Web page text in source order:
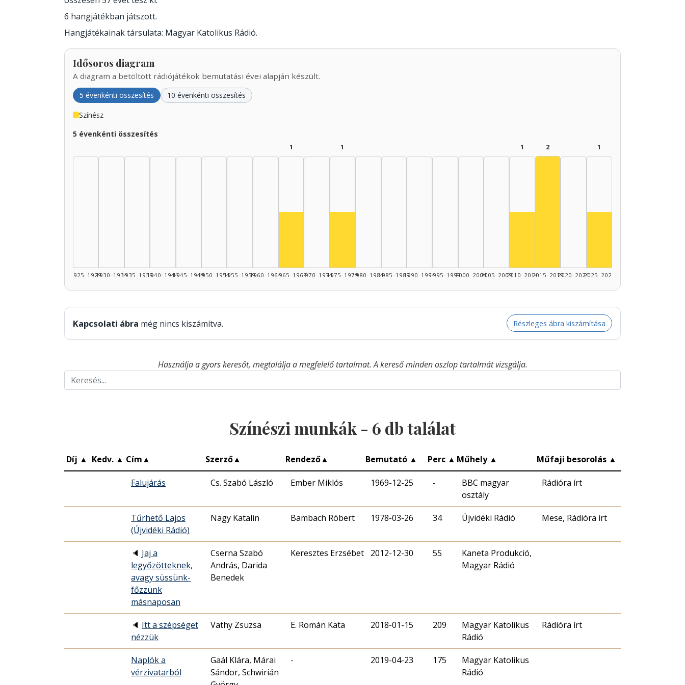
6 hangjátékban játszott.
Hangjátékainak társulata: Magyar Katolikus Rádió.
Idősoros diagram
A diagram a betöltött rádiójátékok bemutatási évei alapján készült.
5 évenkénti összesítés 10 évenkénti összesítés
Színész
5 évenkénti összesítés
1925–19291930–19341935–19391940–19441945–19491950–19541955–19591960–1964
1
1965–19691970–1974
1
1975–19791980–19841985–19891990–19941995–19992000–20042005–2009
1
2010–2014
2
2015–20192020–2024
1
2025–2026
Kapcsolati ábra még nincs kiszámítva. Részleges ábra kiszámítása
Használja a gyors keresőt, megtalálja a megfelelő tartalmat. A kereső minden oszlop tartalmát vizsgálja.
Színészi munkák - 6 db találat
Díj ▲ Kedv. ▲ Cím▲ Szerző▲ Rendező▲ Bemutató ▲ Perc ▲ Műhely ▲ Műfaji besorolás ▲
Falujárás Cs. Szabó László Ember Miklós 1969-12-25 -
BBC magyar
osztály
Rádióra írt
Tűrhető Lajos
(Újvidéki Rádió)
Nagy Katalin Bambach Róbert 1978-03-26 34 Újvidéki Rádió Mese, Rádióra írt
🔈 Jaj a
legyőzötteknek,
avagy süssünk-
főzzünk
másnaposan
Cserna Szabó
András, Darida
Benedek
Keresztes Erzsébet 2012-12-30 55
Kaneta Produkció,
Magyar Rádió
🔈 Itt a szépséget
nézzük
Vathy Zsuzsa E. Román Kata 2018-01-15 209
Magyar Katolikus
Rádió
Rádióra írt
Naplók a
vérzivatarból
Gaál Klára, Márai
Sándor, Schwirián
- 2019-04-23 175
Magyar Katolikus
Rádió